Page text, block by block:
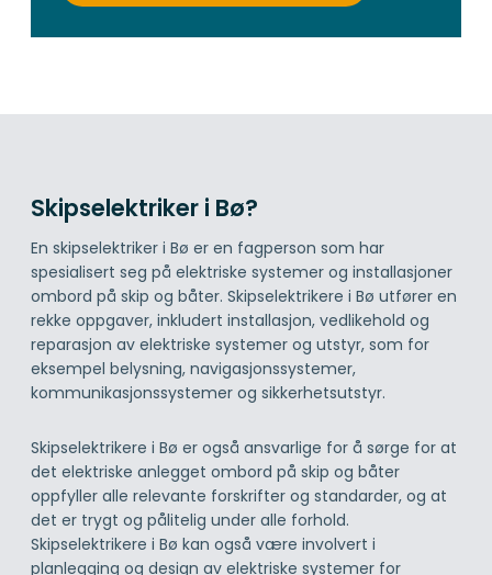
Skipselektriker i Bø?
En skipselektriker i Bø er en fagperson som har
spesialisert seg på elektriske systemer og installasjoner
ombord på skip og båter. Skipselektrikere i Bø utfører en
rekke oppgaver, inkludert installasjon, vedlikehold og
reparasjon av elektriske systemer og utstyr, som for
eksempel belysning, navigasjonssystemer,
kommunikasjonssystemer og sikkerhetsutstyr.
Skipselektrikere i Bø er også ansvarlige for å sørge for at
det elektriske anlegget ombord på skip og båter
oppfyller alle relevante forskrifter og standarder, og at
det er trygt og pålitelig under alle forhold.
Skipselektrikere i Bø kan også være involvert i
planlegging og design av elektriske systemer for